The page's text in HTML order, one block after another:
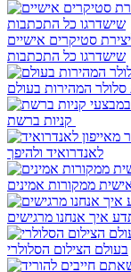
סטיקרים אישיים
שישדרגו כל התכתבות
לאנדרואיד ולהיפך
איך אנחנו מרגישים
בעולם הצילום הסלולרי